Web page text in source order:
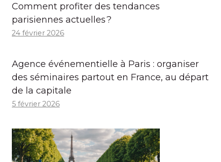
Comment profiter des tendances
parisiennes actuelles ?
24 février 2026
Agence événementielle à Paris : organiser
des séminaires partout en France, au départ
de la capitale
5 février 2026